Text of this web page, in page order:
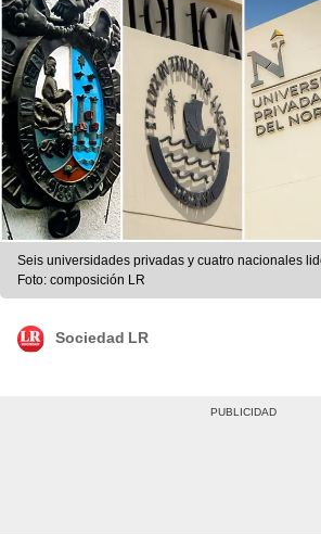
Seis universidades privadas y cuatro nacionales
Foto: composición LR
Sociedad LR